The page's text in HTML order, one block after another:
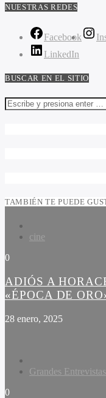
NUESTRAS REDES
Facebook
LinkedIn
BUSCAR EN EL SITIO
TAMBIÉN TE PUEDE
cine
0
ADIÓS A
«ÉPOCA DE
28 enero, 2025
Grandes Entrevistas
0